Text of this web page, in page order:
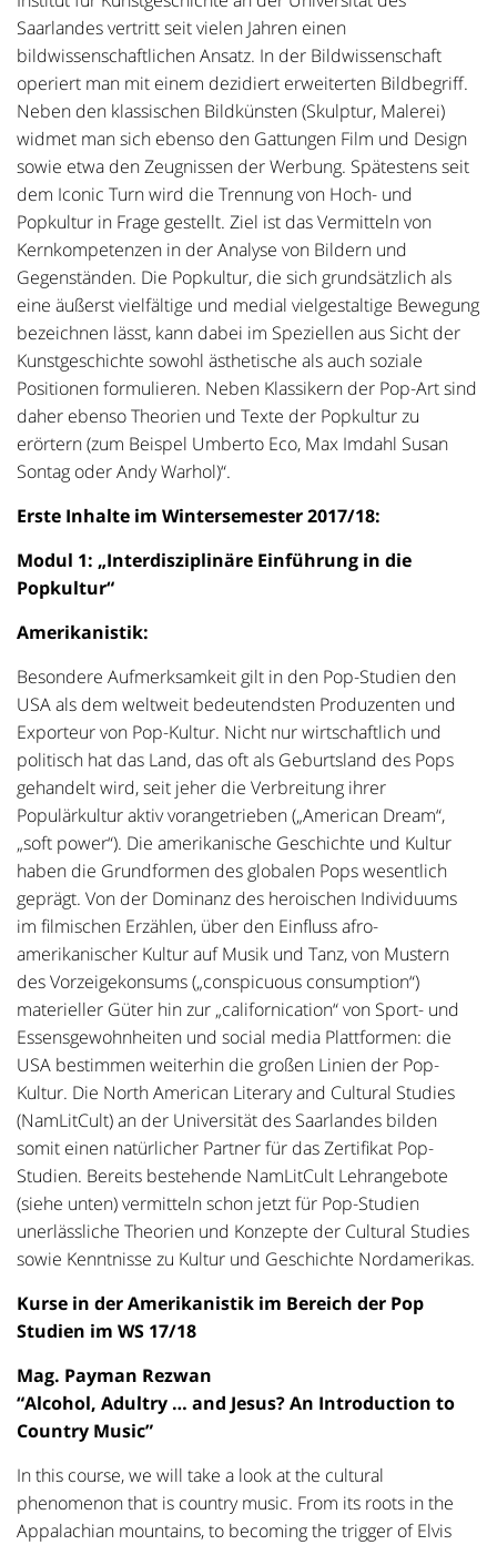
Saarlandes vertritt seit vielen Jahren einen
bildwissenschaftlichen Ansatz. In der Bildwissenschaft
operiert man mit einem dezidiert erweiterten Bildbegriff.
Neben den klassischen Bildkünsten (Skulptur, Malerei)
widmet man sich ebenso den Gattungen Film und Design
sowie etwa den Zeugnissen der Werbung. Spätestens seit
dem Iconic Turn wird die Trennung von Hoch- und
Popkultur in Frage gestellt. Ziel ist das Vermitteln von
Kernkompetenzen in der Analyse von Bildern und
Gegenständen. Die Popkultur, die sich grundsätzlich als
eine äußerst vielfältige und medial vielgestaltige Bewegung
bezeichnen lässt, kann dabei im Speziellen aus Sicht der
Kunstgeschichte sowohl ästhetische als auch soziale
Positionen formulieren. Neben Klassikern der Pop-Art sind
daher ebenso Theorien und Texte der Popkultur zu
erörtern (zum Beispel Umberto Eco, Max Imdahl Susan
Sontag oder Andy Warhol)“.
Erste Inhalte im Wintersemester 2017/18:
Modul 1: „Interdisziplinäre Einführung in die
Popkultur“
Amerikanistik:
Besondere Aufmerksamkeit gilt in den Pop-Studien den
USA als dem weltweit bedeutendsten Produzenten und
Exporteur von Pop-Kultur. Nicht nur wirtschaftlich und
politisch hat das Land, das oft als Geburtsland des Pops
gehandelt wird, seit jeher die Verbreitung ihrer
Populärkultur aktiv vorangetrieben („American Dream“,
„soft power“). Die amerikanische Geschichte und Kultur
haben die Grundformen des globalen Pops wesentlich
geprägt. Von der Dominanz des heroischen Individuums
im filmischen Erzählen, über den Einfluss afro-
amerikanischer Kultur auf Musik und Tanz, von Mustern
des Vorzeigekonsums („conspicuous consumption“)
materieller Güter hin zur „californication“ von Sport- und
Essensgewohnheiten und social media Plattformen: die
USA bestimmen weiterhin die großen Linien der Pop-
Kultur. Die North American Literary and Cultural Studies
(NamLitCult) an der Universität des Saarlandes bilden
somit einen natürlicher Partner für das Zertifikat Pop-
Studien. Bereits bestehende NamLitCult Lehrangebote
(siehe unten) vermitteln schon jetzt für Pop-Studien
unerlässliche Theorien und Konzepte der Cultural Studies
sowie Kenntnisse zu Kultur und Geschichte Nordamerikas.
Kurse in der Amerikanistik im Bereich der Pop
Studien im WS 17/18
Mag. Payman Rezwan
“Alcohol, Adultry … and Jesus? An Introduction to
Country Music”
In this course, we will take a look at the cultural
phenomenon that is country music. From its roots in the
Appalachian mountains, to becoming the trigger of Elvis